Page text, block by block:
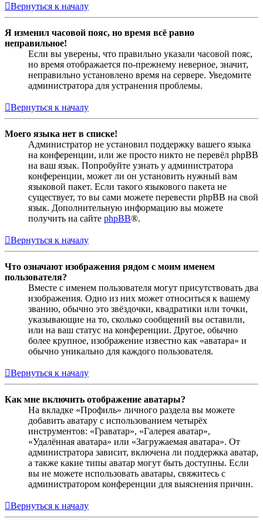
Вернуться к началу
Я изменил часовой пояс, но время всё равно
неправильное!
Если вы уверены, что правильно указали часовой пояс,
но время отображается по-прежнему неверное, значит,
неправильно установлено время на сервере. Уведомите
администратора для устранения проблемы.
Вернуться к началу
Моего языка нет в списке!
Администратор не установил поддержку вашего языка
на конференции, или же просто никто не перевёл phpBB
на ваш язык. Попробуйте узнать у администратора
конференции, может ли он установить нужный вам
языковой пакет. Если такого языкового пакета не
существует, то вы сами можете перевести phpBB на свой
язык. Дополнительную информацию вы можете
получить на сайте phpBB®.
Вернуться к началу
Что означают изображения рядом с моим именем
пользователя?
Вместе с именем пользователя могут присутствовать два
изображения. Одно из них может относиться к вашему
званию, обычно это звёздочки, квадратики или точки,
указывающие на то, сколько сообщений вы оставили,
или на ваш статус на конференции. Другое, обычно
более крупное, изображение известно как «аватара» и
обычно уникально для каждого пользователя.
Вернуться к началу
Как мне включить отображение аватары?
На вкладке «Профиль» личного раздела вы можете
добавить аватару с использованием четырёх
инструментов: «Граватар», «Галерея аватар»,
«Удалённая аватара» или «Загружаемая аватара». От
администратора зависит, включена ли поддержка аватар,
а также какие типы аватар могут быть доступны. Если
вы не можете использовать аватары, свяжитесь с
администратором конференции для выяснения причин.
Вернуться к началу